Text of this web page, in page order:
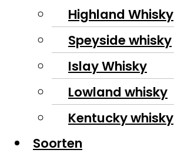
Highland Whisky
Speyside whisky
Islay Whisky
Lowland whisky
Kentucky whisky
Soorten